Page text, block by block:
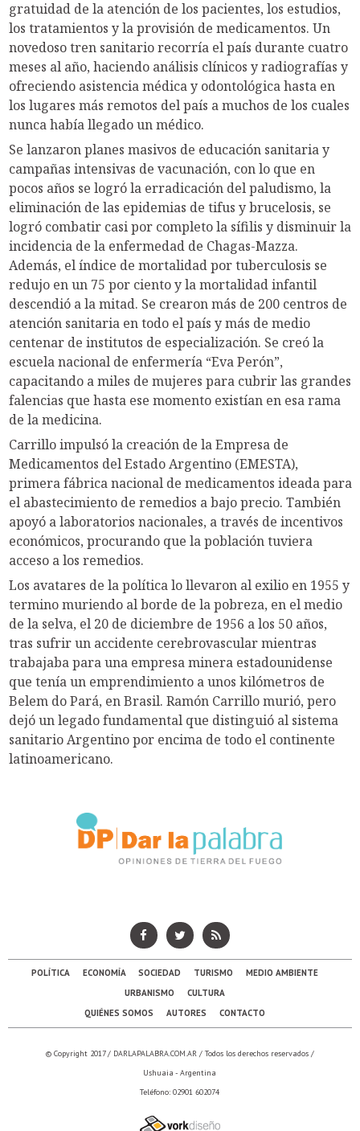
gratuidad de la atención de los pacientes, los estudios,
los tratamientos y la provisión de medicamentos. Un
novedoso tren sanitario recorría el país durante cuatro
meses al año, haciendo análisis clínicos y radiografías y
ofreciendo asistencia médica y odontológica hasta en
los lugares más remotos del país a muchos de los cuales
nunca había llegado un médico.
Se lanzaron planes masivos de educación sanitaria y
campañas intensivas de vacunación, con lo que en
pocos años se logró la erradicación del paludismo, la
eliminación de las epidemias de tifus y brucelosis, se
logró combatir casi por completo la sífilis y disminuir la
incidencia de la enfermedad de Chagas-Mazza.
Además, el índice de mortalidad por tuberculosis se
redujo en un 75 por ciento y la mortalidad infantil
descendió a la mitad. Se crearon más de 200 centros de
atención sanitaria en todo el país y más de medio
centenar de institutos de especialización. Se creó la
escuela nacional de enfermería “Eva Perón”,
capacitando a miles de mujeres para cubrir las grandes
falencias que hasta ese momento existían en esa rama
de la medicina.
Carrillo impulsó la creación de la Empresa de
Medicamentos del Estado Argentino (EMESTA),
primera fábrica nacional de medicamentos ideada para
el abastecimiento de remedios a bajo precio. También
apoyó a laboratorios nacionales, a través de incentivos
económicos, procurando que la población tuviera
acceso a los remedios.
Los avatares de la política lo llevaron al exilio en 1955 y
termino muriendo al borde de la pobreza, en el medio
de la selva, el 20 de diciembre de 1956 a los 50 años,
tras sufrir un accidente cerebrovascular mientras
trabajaba para una empresa minera estadounidense
que tenía un emprendimiento a unos kilómetros de
Belem do Pará, en Brasil. Ramón Carrillo murió, pero
dejó un legado fundamental que distinguió al sistema
sanitario Argentino por encima de todo el continente
latinoamericano.
POLÍTICA ECONOMÍA SOCIEDAD TURISMO
MEDIO AMBIENTE
URBANISMO
CULTURA
QUIÉNES SOMOS
AUTORES CONTACTO
© Copyright 2017 / DARLAPALABRA.COM.AR/ Todos los derechos reservados /
Ushuaia - Argentina
Teléfono: 02901 602074